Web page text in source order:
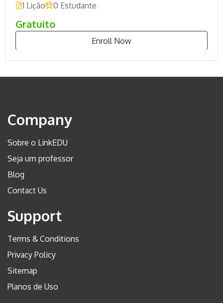
1 Lição
0 Estudante
Gratuito
Enroll Now
Company
Sobre o LinkEDU
Seja um professor
Blog
Contact Us
Support
Terms & Conditions
Privacy Policy
Sitemap
Planos de Uso